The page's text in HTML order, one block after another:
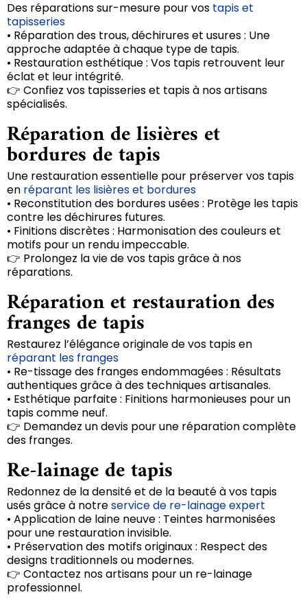
Des réparations sur-mesure pour vos tapis et
tapisseries
• Réparation des trous, déchirures et usures : Une
approche adaptée à chaque type de tapis.
• Restauration esthétique : Vos tapis retrouvent leur
éclat et leur intégrité.
👉 Confiez vos tapisseries et tapis à nos artisans
spécialisés.
Réparation de lisières et
bordures de tapis
Une restauration essentielle pour préserver vos tapis
en réparant les lisières et bordures
• Reconstitution des bordures usées : Protège les tapis
contre les déchirures futures.
• Finitions discrètes : Harmonisation des couleurs et
motifs pour un rendu impeccable.
👉 Prolongez la vie de vos tapis grâce à nos
réparations.
Réparation et restauration des
franges de tapis
Restaurez l’élégance originale de vos tapis en
réparant les franges
• Re-tissage des franges endommagées : Résultats
authentiques grâce à des techniques artisanales.
• Esthétique parfaite : Finitions harmonieuses pour un
tapis comme neuf.
👉 Demandez un devis pour une réparation complète
des franges.
Re-lainage de tapis
Redonnez de la densité et de la beauté à vos tapis
usés grâce à notreservice de re-lainage expert
• Application de laine neuve : Teintes harmonisées
pour une restauration invisible.
• Préservation des motifs originaux : Respect des
designs traditionnels ou modernes.
👉 Contactez nos artisans pour un re-lainage
professionnel.